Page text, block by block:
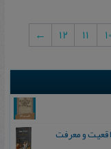
10
11
12
←
و معرفت